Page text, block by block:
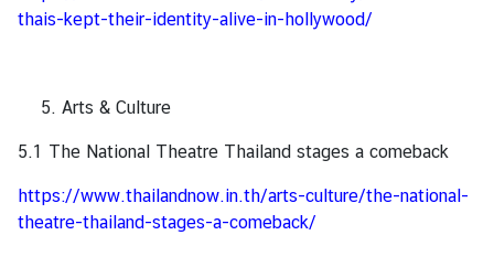
ม
เ
ท
ไ
ท
thais-kept-their-identity-alive-in-hollywood/
Arts & Culture
5.1 The National Theatre Thailand stages a comeback
https://www.thailandnow.in.th/arts-culture/the-national-
theatre-thailand-stages-a-comeback/